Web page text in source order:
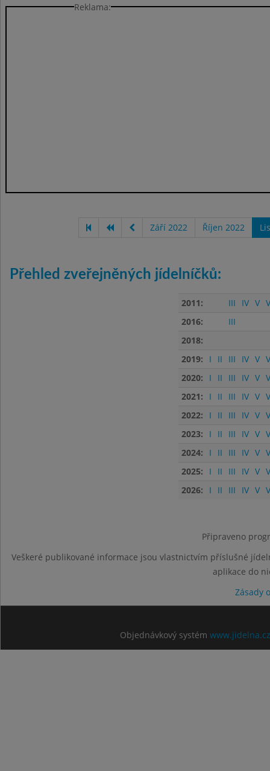
Reklama:
Září 2022 Říjen 2022
Přehled zveřejněných jídelníčků:
2011: III IV V
2016:
III
2018:
2019:
I II III IV V
2020:
I II III IV V
2021:
I II III IV V
2022:
I II III IV V
2023:
I II III IV V
2024:
I II III IV V
2025:
I II III IV V
2026:
I II III IV V
Připraveno
Veškeré publikované informace jsou vlastnictvím příslušné
aplikace do
Zásady
Objednávkový systém www.jidelna.cz